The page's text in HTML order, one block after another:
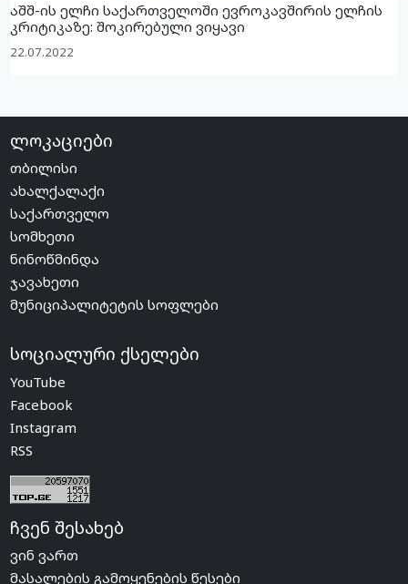
აშშ-ის ელჩი საქართველოში ევროკავშირის ელჩის
კრიტიკაზე: შოკირებული ვიყავი
22.07.2022
ლოკაციები
თბილისი
ახალქალაქი
საქართველო
სომხეთი
ნინოწმინდა
ჯავახეთი
მუნიციპალიტეტის სოფლები
სოციალური ქსელები
YouTube
Facebook
Instagram
RSS
ჩვენ შესახებ
ვინ ვართ
მასალების გამოყენების წესები